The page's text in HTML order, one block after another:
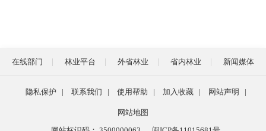
在线部门 林业平台 外省林业 省内林业 新闻媒体
隐私保护 | 联系我们 | 使用帮助 | 加入收藏 | 网站声明 |
网站地图